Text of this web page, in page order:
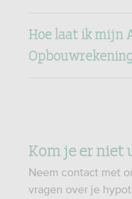
Hoe laat ik mijn
Kom je er niet
Neem contact met
vragen over je